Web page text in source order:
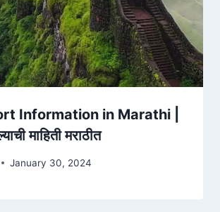
Information in Marathi |
माहिती मराठीत
January 30, 2024